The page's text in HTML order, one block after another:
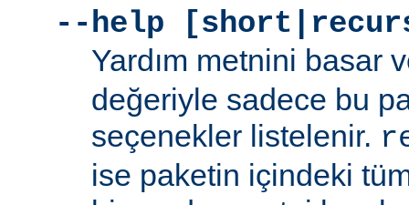
--help
Yardım metnini basar
değeriyle sadece bu
seçenekler listelenir.
ise paketin içindeki